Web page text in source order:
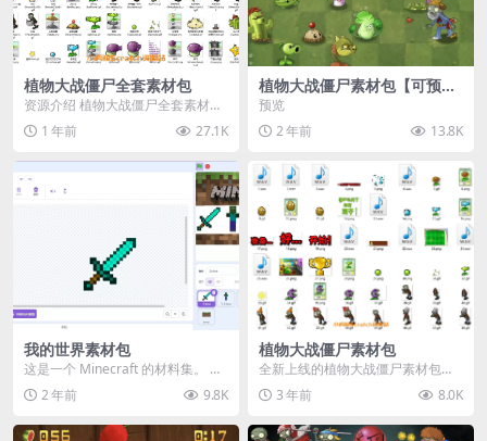
植物大战僵尸全套素材包
资源介绍 植物大战僵尸全套素材
包，包含227个丰富多样的素材，
涵盖角色、背景、动...
1 年前 27.1K
植物大战僵尸素材包【可预
览】
预览
2 年前
13.8K
我的世界素材包
这是一个 Minecraft 的材料集。 操
作方法如下： 工具 → 右箭头 怪物...
2 年前 9.8K
植物大战僵尸素材包
全新上线的植物大战僵尸素材包，
内含48个精选资源，涵盖角色、场
景、音效等多样内容...
3 年前 8.0K